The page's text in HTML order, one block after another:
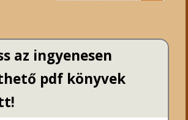
az ingyenesen
pdf könyvek